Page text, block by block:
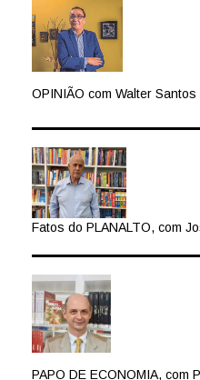
OPINIÃO com Walter Santos
Fatos do PLANALTO, com
PAPO DE ECONOMIA, com